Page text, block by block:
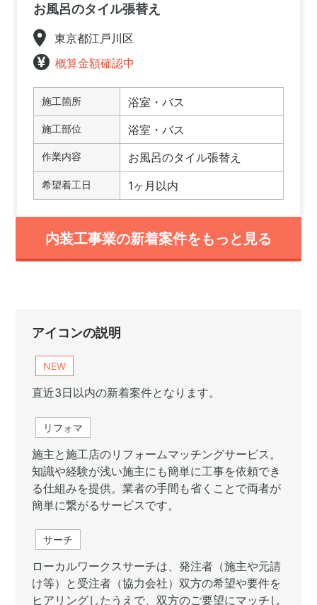
お風呂のタイル張替え
東京都江戸川区
概算金額確認中
施工箇所 浴室・バス
施工部位 浴室・バス
作業内容 お風呂のタイル張替え
希望着工日 1ヶ月以内
内装工事業の新着案件をもっと見る
アイコンの説明
NEW
直近3日以内の新着案件となります。
リフォマ
施主と施工店のリフォームマッチングサービス。
知識や経験が浅い施主にも簡単に工事を依頼でき
る仕組みを提供。業者の手間も省くことで両者が
簡単に繋がるサービスです。
サーチ
ローカルワークスサーチは、発注者（施主や元請
け等）と受注者（協力会社）双方の希望や要件を
ヒアリングしたうえで、双方のご要望にマッチし